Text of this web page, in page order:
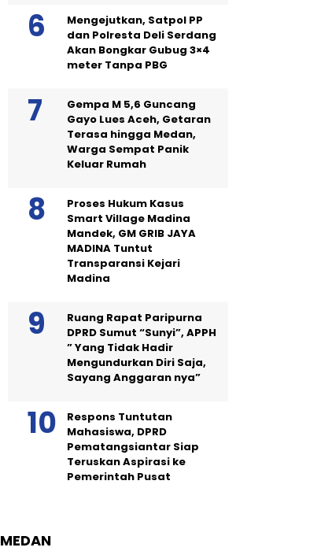
Mengejutkan, Satpol PP
dan Polresta Deli Serdang
Akan Bongkar Gubug 3×4
meter Tanpa PBG
Gempa M 5,6 Guncang
Gayo Lues Aceh, Getaran
Terasa hingga Medan,
Warga Sempat Panik
Keluar Rumah
Proses Hukum Kasus
Smart Village Madina
Mandek, GM GRIB JAYA
MADINA Tuntut
Transparansi Kejari
Madina
Ruang Rapat Paripurna
DPRD Sumut “Sunyi”, APPH
” Yang Tidak Hadir
Mengundurkan Diri Saja,
Sayang Anggaran nya”
Respons Tuntutan
Mahasiswa, DPRD
Pematangsiantar Siap
Teruskan Aspirasi ke
Pemerintah Pusat
MEDAN